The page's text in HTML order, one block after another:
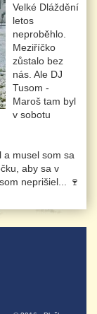
Velké Dláždění
letos
neproběhlo.
Meziříčko
zůstalo bez
nás. Ale DJ
Tusom -
Maroš tam byl
v sobotu
a musel som sa
aby sa v
neprišiel... 🍷